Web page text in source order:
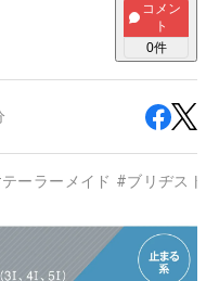
コメン
ト
0件
テーラーメイド #ブリヂスト